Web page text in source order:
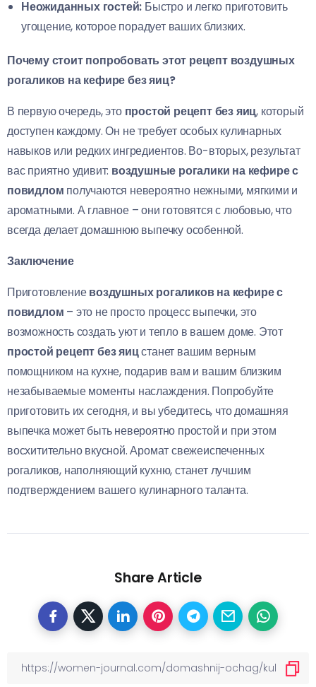
Неожиданных гостей: Быстро и легко приготовить
угощение, которое порадует ваших близких.
Почему стоит попробовать этот рецепт воздушных
рогаликов на кефире без яиц?
В первую очередь, это простой рецепт без яиц, который
доступен каждому. Он не требует особых кулинарных
навыков или редких ингредиентов. Во-вторых, результат
вас приятно удивит: воздушные рогалики на кефире с
повидлом получаются невероятно нежными, мягкими и
ароматными. А главное – они готовятся с любовью, что
всегда делает домашнюю выпечку особенной.
Заключение
Приготовлениевоздушных рогаликов на кефире с
повидлом – это не просто процесс выпечки, это
возможность создать уют и тепло в вашем доме. Этот
простой рецепт без яицстанет вашим верным
помощником на кухне, подарив вам и вашим близким
незабываемые моменты наслаждения. Попробуйте
приготовить их сегодня, и вы убедитесь, что домашняя
выпечка может быть невероятно простой и при этом
восхитительно вкусной. Аромат свежеиспеченных
рогаликов, наполняющий кухню, станет лучшим
подтверждением вашего кулинарного таланта.
Share Article